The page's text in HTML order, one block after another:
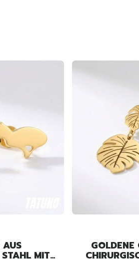
AUS
MIT
GOLDENE